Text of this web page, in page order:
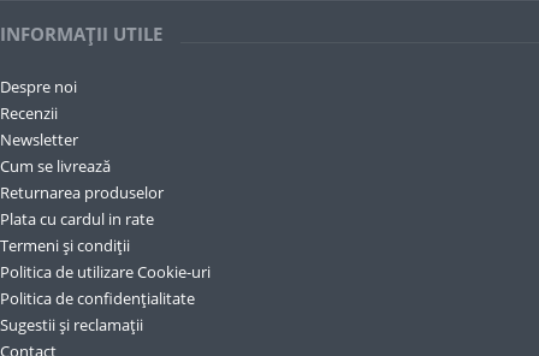
ABONEAZĂ-TE LA NEWSLETTER!
Vrei să afli primul NOUTĂȚILE?